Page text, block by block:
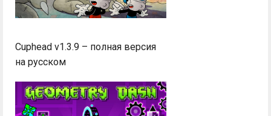
Cuphead v1.3.9 – полная версия
на русском